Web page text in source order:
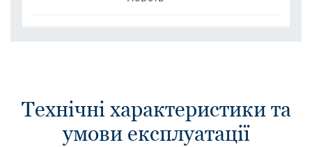
Технічні характеристики та
умови експлуатації